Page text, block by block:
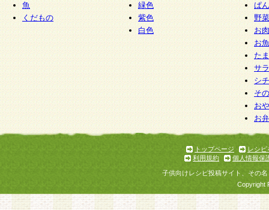
魚
くだもの
緑色
紫色
白色
ぱん
野
お
お
た
サ
シ
そ
お
お
トップページ
レシピ
利用規約
個人情報保
子供向けレシピ投稿サイト、その
Copyright